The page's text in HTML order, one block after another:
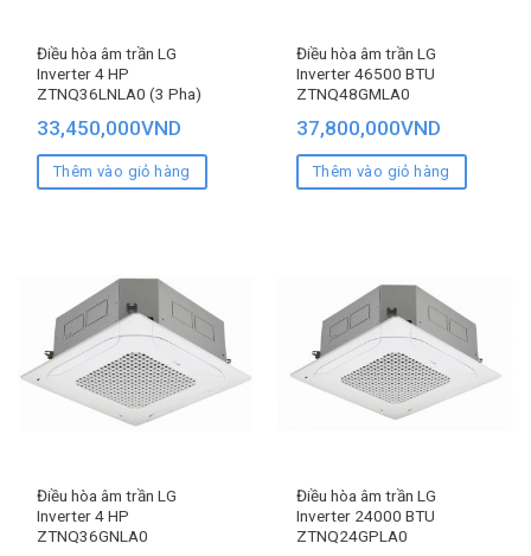
Điều hòa âm trần LG
Inverter 4 HP
ZTNQ36LNLA0 (3 Pha)
33,450,000VND
Thêm vào giỏ hàng
Điều hòa âm trần LG
Inverter 46500 BTU
ZTNQ48GMLA0
37,800,000VND
Thêm vào giỏ hàng
Điều hòa âm trần LG
Inverter 4 HP
ZTNQ36GNLA0
Điều hòa âm trần LG
Inverter 24000 BTU
ZTNQ24GPLA0